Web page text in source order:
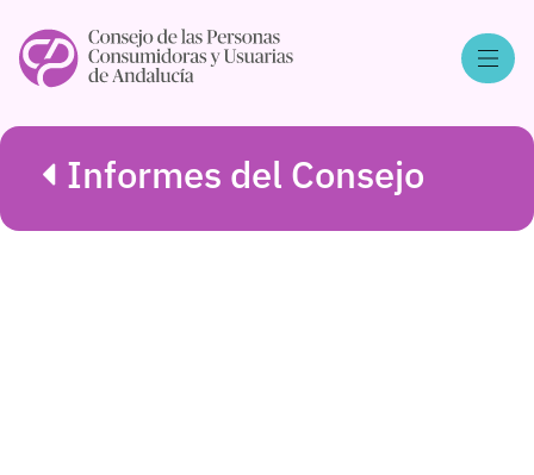
Informes del Consejo